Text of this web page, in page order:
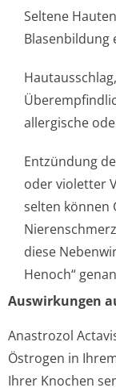
Seltene
Blasenbildung
allergische
Entzündung
oder violetter
selten können
diese
Henoch“
Auswirkungen
Anastrozol
Östrogen in
Ihrer Knochen